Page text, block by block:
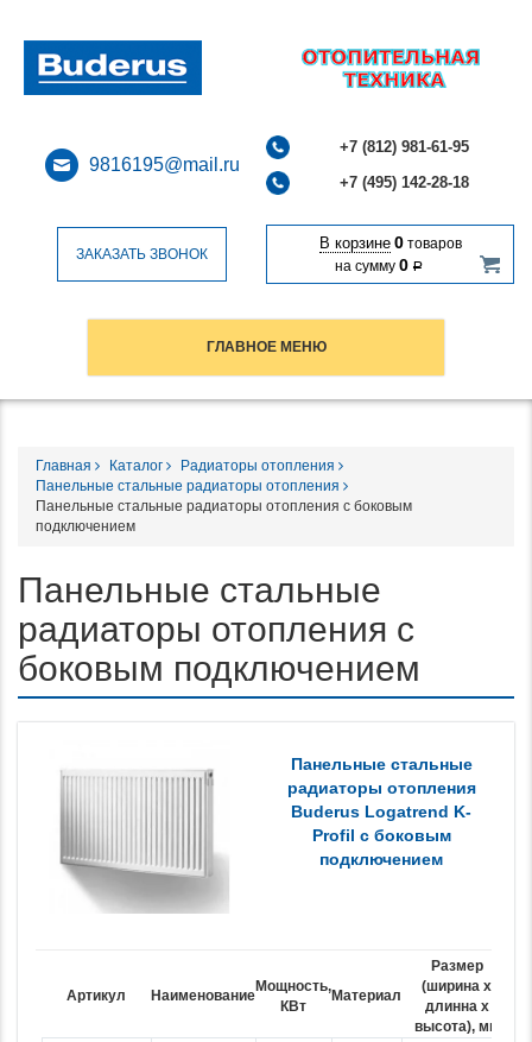
9816195@mail.ru
+7 (812) 981-61-95
+7 (495) 142-28-18
ЗАКАЗАТЬ ЗВОНОК
В корзине 0товаров
на сумму 0 Р
ГЛАВНОЕ МЕНЮ
Главная Каталог
Радиаторы отопления
Панельные стальные радиаторы отопления
Панельные стальные радиаторы отопления с боковым
подключением
Панельные стальные
радиаторы отопления с
боковым подключением
Панельные стальные
радиаторы отопления
Buderus Logatrend K-
Profil с боковым
подключением
Артикул Наименование
Мощность,
КВт
Материал
Размер
(ширина x
длинна х
высота), мм